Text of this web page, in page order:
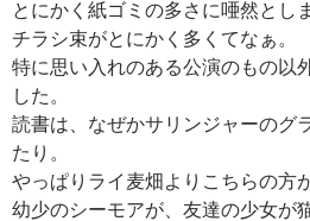
とにかく紙ゴミの多さに唖然とし
チラシ束がとにかく多くてなぁ。
特に思い入れのある公演のもの以
した。
読書は、なぜかサリンジャーのグ
たり。
やっぱりライ麦畑よりこちらの方
幼少のシーモアが、友達の少女が